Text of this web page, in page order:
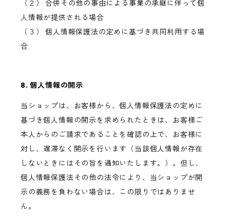
（２） 合併その他の事由による事業の承継に伴って個
人情報が提供される場合
（３） 個人情報保護法の定めに基づき共同利用する場
合
8. 個人情報の開示
当ショップは、お客様から、個人情報保護法の定めに
基づき個人情報の開示を求められたときは、お客様ご
本人からのご請求であることを確認の上で、お客様に
対し、遅滞なく開示を行います（当該個人情報が存在
しないときにはその旨を通知いたします。）。但し、
個人情報保護法その他の法令により、当ショップが開
示の義務を負わない場合は、この限りではありませ
ん。